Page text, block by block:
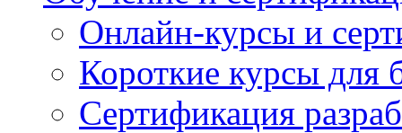
Онлайн-курсы и
Короткие курсы для
Сертификация